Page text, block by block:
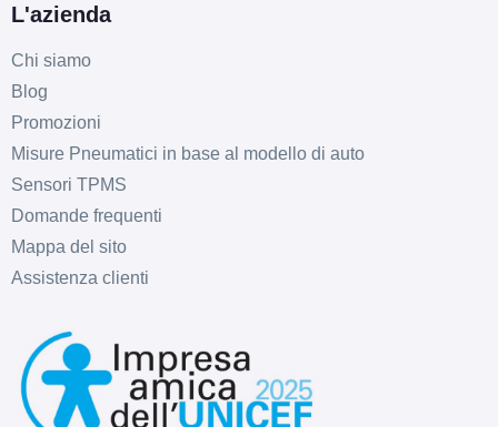
L'azienda
Chi siamo
Blog
Promozioni
Misure Pneumatici in base al modello di auto
Sensori TPMS
Domande frequenti
Mappa del sito
Assistenza clienti